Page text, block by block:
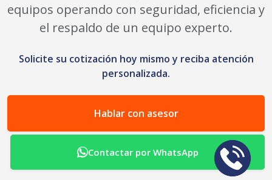
equipos operando con seguridad, eficiencia y
el respaldo de un equipo experto.
Solicite su cotización hoy mismo y reciba atención
personalizada.
Hablar con asesor
Contactar por WhatsApp